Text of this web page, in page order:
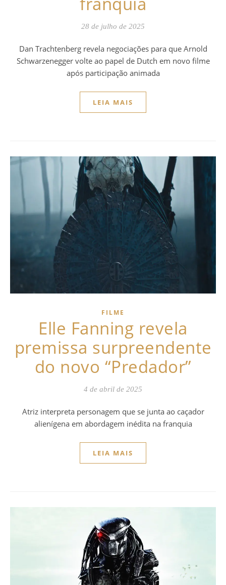
28 de julho de 2025
Dan Trachtenberg revela negociações para que Arnold
Schwarzenegger volte ao papel de Dutch em novo filme
após participação animada
LEIA MAIS
FILME
Elle Fanning revela
premissa surpreendente
do novo “Predador”
4 de abril de 2025
Atriz interpreta personagem que se junta ao caçador
alienígena em abordagem inédita na franquia
LEIA MAIS